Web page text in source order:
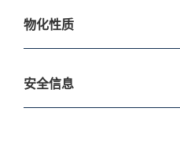
物化性质
安全信息